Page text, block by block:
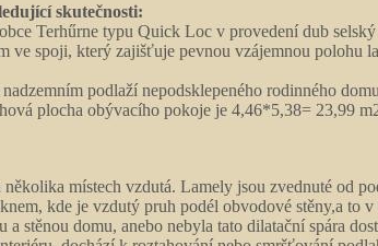
skutečnosti:
Terhűrne typu Quick Loc v provedení dub
ve spoji, který zajišťuje pevnou vzájemnou polohu
podlaží nepodsklepeného rodinného
plocha obývacího pokoje je 4,46*5,38= 23,99
několika místech vzdutá. Lamely jsou zvednuté od
kde je vzdutý pruh podél obvodové stěny,a to v
a stěnou domu, anebo nebyla tato dilatační spára